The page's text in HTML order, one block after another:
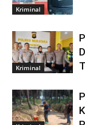
Kriminal
Kriminal